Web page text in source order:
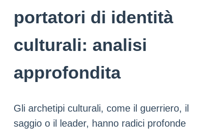
portatori di identità
culturali: analisi
approfondita
Gli archetipi culturali, come il guerriero, il
saggio o il leader, hanno radici profonde